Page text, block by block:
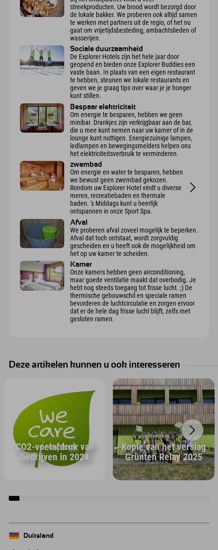
streekproducten. Uw brood wordt bezorgd door
de lokale bakker. We proberen ook altijd samen
te werken met partners uit de regio, of het nu
gaat om vrijetijdsbesteding, ambachtslieden of
wasserijen.
Sociale duurzaamheid
De Explorer Hotels zijn het hele jaar door
geopend en bieden onze Explorer Buddies een
vaste baan. In plaats van een eigen restaurant
te hebben, steunen we lokale restaurants en
geven we je graag tips over waar je je honger
kunt stillen.
Bespaar elektriciteit
Om energie te besparen, hebben we geen
minibar. Drankjes zijn verkrijgbaar aan de bar,
die u mee kunt nemen naar uw kamer of in de
lounge kunt nuttigen. Energiezuinige lampen,
ledlampen en bewegingsmelders helpen ons
het elektriciteitsverbruik te verminderen.
zwembad
Om energie en water te besparen, hebben
we bewust geen zwembad gekozen.
Rondom uw Explorer Hotel vindt u diverse
meren, recreatiebaden en thermale
baden. 's Middags kunt u heerlijk
ontspannen in onze Sport Spa.
Afval
We proberen afval zoveel mogelijk te beperken.
Afval dat toch ontstaat, wordt zorgvuldig
gescheiden en u heeft ook de mogelijkheid om
het op uw kamer te scheiden.
Kamer
Onze kamers hebben geen airconditioning,
maar goede ventilatie maakt dat overbodig. Je
hebt nog steeds toegang tot frisse lucht. ;) De
thermische gebouwschil en speciale ramen
bevorderen de luchtcirculatie en zorgen ervoor
dat er de hele dag frisse lucht blijft, zelfs met
gesloten ramen.
Deze artikelen kunnen u ook interesseren
CO2-voetafdruk van
bedrijven in 2024
Kopie van het verslag
Grünten Relay 2025
Duitsland